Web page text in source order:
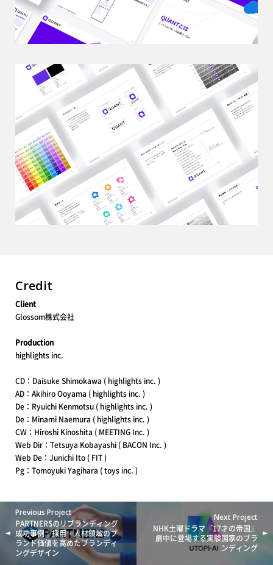
Credit
Client
Glossom株式会社
Production
highlights inc.
CD：Daisuke Shimokawa ( highlights inc. )
AD：Akihiro Ooyama ( highlights inc. )
De：Ryuichi Kenmotsu ( highlights inc. )
De：Minami Naemura ( highlights inc. )
CW：Hiroshi Kinoshita ( MEETING Inc. )
Web Dir：Tetsuya Kobayashi ( BACON Inc. )
Web De：Junichi Ito ( FIT )
Pg：Tomoyuki Yagihara ( toys inc. )
Previous Project
PARTNERSのリブランディング
成功事例｜採用・人材領域のブ
ランド価値を高めたブランディ
ングデザイン
Next Project
NHK土曜ドラマ『17才の帝国』
劇中に登場する実験国家のブラ
ンディング